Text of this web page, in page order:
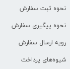
نحوه ثبت سفارش
نحوه پیگیری سفارش
رویه ارسال سفارش
شیوه‌های پرداخت